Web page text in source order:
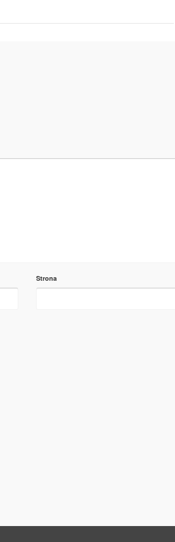
Strona